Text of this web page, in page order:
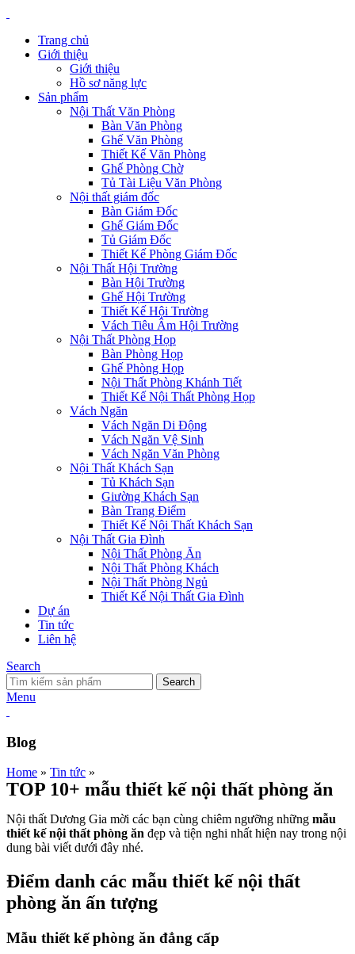
Trang chủ
Giới thiệu
Giới thiệu
Hồ sơ năng lực
Sản phẩm
Nội Thất Văn Phòng
Bàn Văn Phòng
Ghế Văn Phòng
Thiết Kế Văn Phòng
Ghế Phòng Chờ
Tủ Tài Liệu Văn Phòng
Nội thất giám đốc
Bàn Giám Đốc
Ghế Giám Đốc
Tủ Giám Đốc
Thiết Kế Phòng Giám Đốc
Nội Thất Hội Trường
Bàn Hội Trường
Ghế Hội Trường
Thiết Kế Hội Trường
Vách Tiêu Âm Hội Trường
Nội Thất Phòng Họp
Bàn Phòng Họp
Ghế Phòng Họp
Nội Thất Phòng Khánh Tiết
Thiết Kế Nội Thất Phòng Họp
Vách Ngăn
Vách Ngăn Di Động
Vách Ngăn Vệ Sinh
Vách Ngăn Văn Phòng
Nội Thất Khách Sạn
Tủ Khách Sạn
Giường Khách Sạn
Bàn Trang Điểm
Thiết Kế Nội Thất Khách Sạn
Nội Thất Gia Đình
Nội Thất Phòng Ăn
Nội Thất Phòng Khách
Nội Thất Phòng Ngủ
Thiết Kế Nội Thất Gia Đình
Dự án
Tin tức
Liên hệ
Search
Search
Menu
Blog
Home » Tin tức »
TOP 10+ mẫu thiết kế nội thất phòng ăn
Nội thất Dương Gia mời các bạn cùng chiêm ngưỡng những mẫu
thiết kế nội thất phòng ăn đẹp và tiện nghi nhất hiện nay trong nội
dung bài viết dưới đây nhé.
Điểm danh các mẫu thiết kế nội thất
phòng ăn ấn tượng
Mẫu thiết kế phòng ăn đẳng cấp